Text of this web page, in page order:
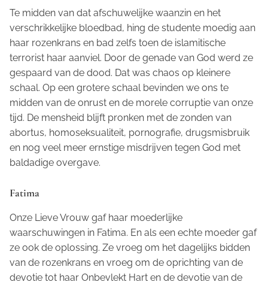
Te midden van dat afschuwelijke waanzin en het
verschrikkelijke bloedbad, hing de studente moedig aan
haar rozenkrans en bad zelfs toen de islamitische
terrorist haar aanviel. Door de genade van God werd ze
gespaard van de dood. Dat was chaos op kleinere
schaal. Op een grotere schaal bevinden we ons te
midden van de onrust en de morele corruptie van onze
tijd. De mensheid blijft pronken met de zonden van
abortus, homoseksualiteit, pornografie, drugsmisbruik
en nog veel meer ernstige misdrijven tegen God met
baldadige overgave.
Fatima
Onze Lieve Vrouw gaf haar moederlijke
waarschuwingen in Fatima. En als een echte moeder gaf
ze ook de oplossing. Ze vroeg om het dagelijks bidden
van de rozenkrans en vroeg om de oprichting van de
devotie tot haar Onbevlekt Hart en de devotie van de